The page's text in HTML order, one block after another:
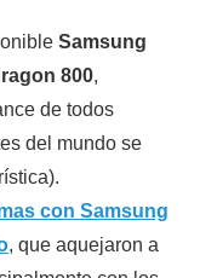
Samsung
800,
de todos
del mundo se
con Samsung
, que aquejaron a